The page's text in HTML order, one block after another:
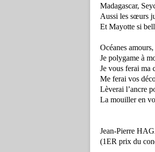
Madagascar,
Aussi les sœurs
Et Mayotte si
Océanes amours,
Je polygame à
Je vous ferai ma
Me ferai vos
Lèverai l’ancre
La mouiller en
Jean-Pierre
(1ER prix du